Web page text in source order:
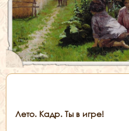
Лето. Кадр. Ты в игре!